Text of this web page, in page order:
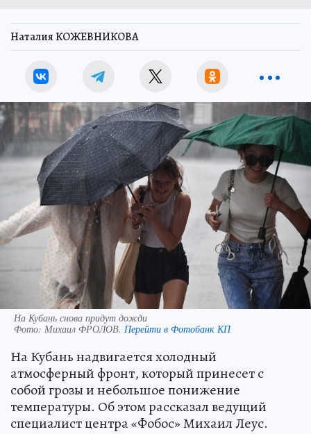
Наталия КОЖЕВНИКОВА
На Кубань снова придут дожди
Фото: Михаил ФРОЛОВ. Перейти в Фотобанк КП
На Кубань надвигается холодный
атмосферный фронт, который принесет с
собой грозы и небольшое понижение
температуры. Об этом рассказал ведущий
специалист центра «Фобос» Михаил Леус.